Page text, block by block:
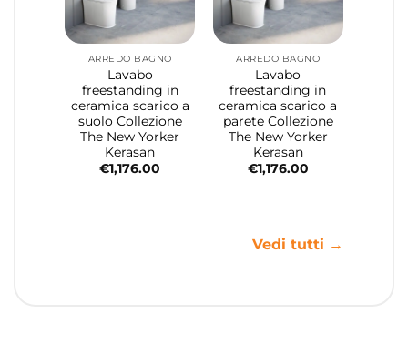
ARREDO BAGNO
Lavabo
freestanding in
ceramica scarico a
suolo Collezione
The New Yorker
Kerasan
€1,176.00
ARREDO BAGNO
Lavabo
freestanding in
ceramica scarico a
parete Collezione
The New Yorker
Kerasan
€1,176.00
Vedi tutti →